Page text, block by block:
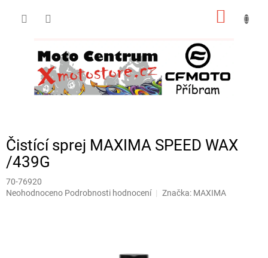
Čistící sprej MAXIMA SPEED WAX
/439G
70-76920
Průměrné
Neohodnoceno Podrobnosti hodnocení Značka: MAXIMA